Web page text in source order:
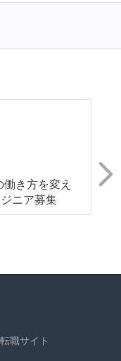
き方を変え
ニア募集
職サイト